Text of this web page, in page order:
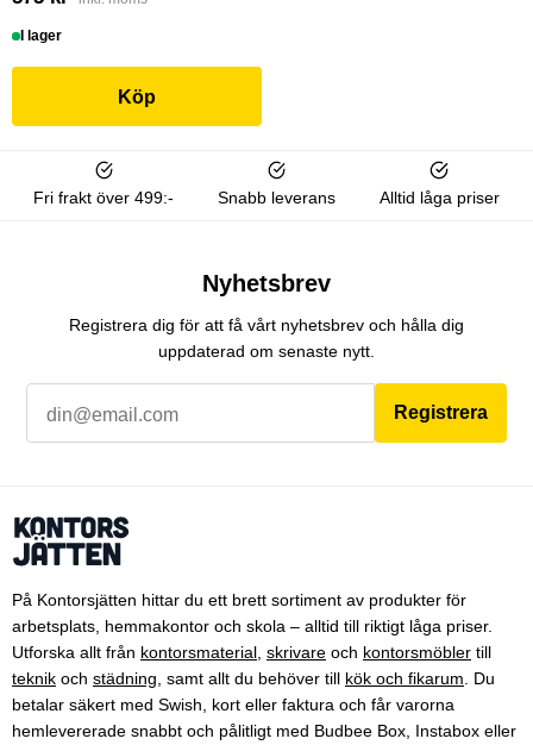
I lager
Köp
Fri frakt över 499:- Snabb leverans Alltid låga priser
Nyhetsbrev
Registrera dig för att få vårt nyhetsbrev och hålla dig
uppdaterad om senaste nytt.
Registrera
På Kontorsjätten hittar du ett brett sortiment av produkter för
arbetsplats, hemmakontor och skola – alltid till riktigt låga priser.
Utforska allt från kontorsmaterial skrivare och kontorsmöbler till
teknik och städning , samt allt du behöver till kök och fikarum . Du
betalar säkert med Swish, kort eller faktura och får varorna
hemlevererade snabbt och pålitligt med Budbee Box, Instabox eller